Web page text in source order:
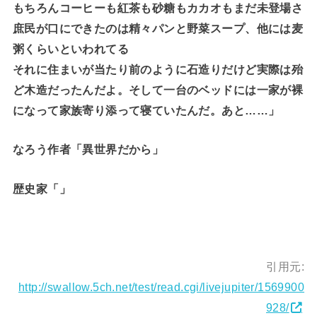
もちろんコーヒーも紅茶も砂糖もカカオもまだ未登場さ
庶民が口にできたのは精々パンと野菜スープ、他には麦
粥くらいといわれてる
それに住まいが当たり前のように石造りだけど実際は殆
ど木造だったんだよ。そして一台のベッドには一家が裸
になって家族寄り添って寝ていたんだ。あと……」
なろう作者「異世界だから」
歴史家「」
引用元:
http://swallow.5ch.net/test/read.cgi/livejupiter/1569900
928/